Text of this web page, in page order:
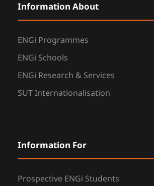
Information About
ENGi Programmes
ENGi Schools
ENGi Research & Services
SUT Internationalisation
Information For
Prospective ENGi Students